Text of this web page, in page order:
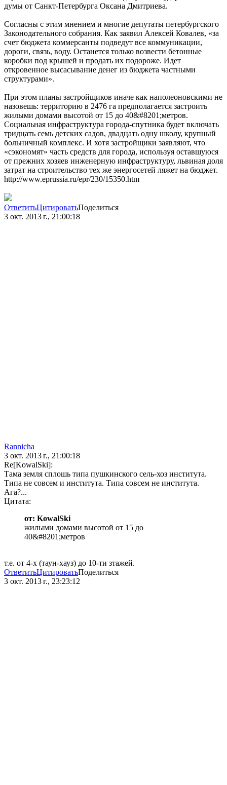
думы от Санкт-Петербурга Оксана Дмитриева.
Согласны с этим мнением и многие депутаты петербургского
Законодательного собрания. Как заявил Алексей Ковалев, «за
счет бюджета коммерсанты подведут все коммуникации,
дороги, связь, воду. Останется только возвести бетонные
коробки под крышей и продать их подороже. Идет
откровенное высасывание денег из бюджета частными
структурами».
При этом планы застройщиков иначе как наполеоновскими не
назовешь: территорию в 2476 га предполагается застроить
жилыми домами высотой от 15 до 40&#8201;метров.
Социальная инфраструктура города-спутника будет включать
тридцать семь детских садов, двадцать одну школу, крупный
больничный комплекс. И хотя застройщики заявляют, что
«сэкономят» часть средств для города, используя оставшуюся
от прежних хозяев инженерную инфраструктуру, львиная доля
затрат на строительство тех же энергосетей ляжет на бюджет.
http://www.eprussia.ru/epr/230/15350.htm
ОтветитьЦитироватьПоделиться
3 окт. 2013 г., 21:00:18
Rannicha
3 окт. 2013 г., 21:00:18
Re[KowalSki]:
Тама земля сплошь типа пушкинского сель-хоз института.
Типа не совсем и института. Типа совсем не института.
Ага?...
Цитата:
от: KowalSki
жилыми домами высотой от 15 до
40&#8201;метров
т.е. от 4-х (таун-хауз) до 10-ти зтажей.
ОтветитьЦитироватьПоделиться
3 окт. 2013 г., 23:23:12